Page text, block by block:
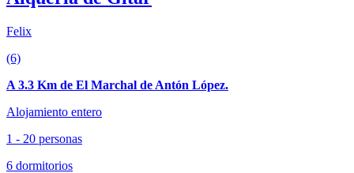
Felix
(6)
A 3.3 Km de El Marchal de Antón López.
Alojamiento entero
1 - 20 personas
6 dormitorios